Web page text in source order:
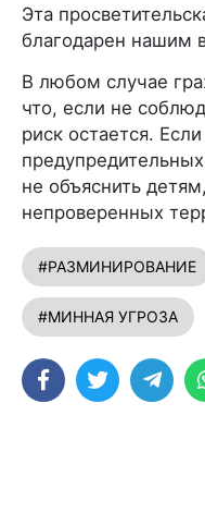
Эта
благодарен нашим
В любом случае
что, если не
риск остается.
не объяснить
непроверенных
#РАЗМИНИРОВАНИЕ
#МИННАЯ УГРОЗА